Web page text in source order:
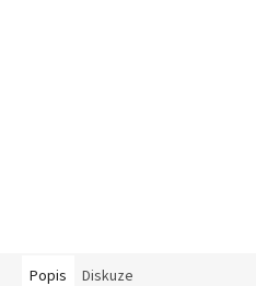
Popis Diskuze